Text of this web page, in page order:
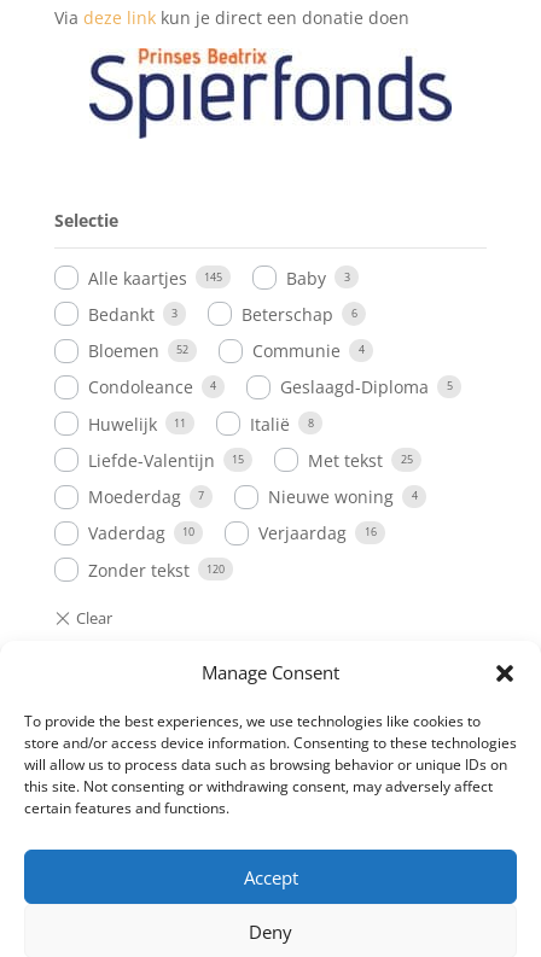
Manage Consent
To provide the best experiences, we use technologies like cookies to
store and/or access device information. Consenting to these technologies
will allow us to process data such as browsing behavior or unique IDs on
this site. Not consenting or withdrawing consent, may adversely affect
certain features and functions.
Accept
Deny
Via deze linkkun je direct een donatie doen
Selectie
Alle kaartjes 145 Baby 3
Bedankt 3 Beterschap 6
Bloemen 52 Communie 4
Condoleance 4 Geslaagd-Diploma 5
Huwelijk 11 Italië 8
Liefde-Valentijn 15 Met tekst 25
Moederdag 7 Nieuwe woning 4
Vaderdag 10 Verjaardag 16
Zonder tekst 120
Copyright © 2021 -Geefeenbloemetjevoorspieren
Ka-Crafts